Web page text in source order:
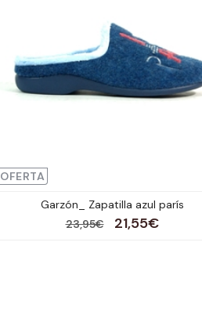
OFERTA
Garzón_ Zapatilla azul parís
23,95€
21,55€